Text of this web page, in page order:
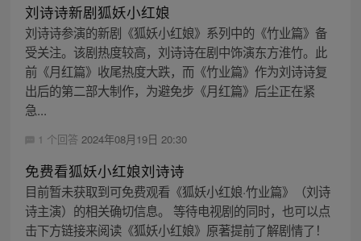
刘诗诗新剧狐妖小红娘
刘诗诗参演的新剧《狐妖小红娘》系列中的《竹业篇》备
受关注。该剧热度较高，刘诗诗在剧中饰演东方淮竹。此
前《月红篇》收尾热度大跌，而《竹业篇》作为刘诗诗复
出后的第二部大制作，为避免步《月红篇》后尘正在紧
急...
1 个回答 2024年08月19日 20:30
免费看狐妖小红娘刘诗诗
目前暂未获取到可免费观看《狐妖小红娘·竹业篇》（刘诗
诗主演）的相关确切信息。 等待电视剧的同时，也可以点
击下方链接来阅读《狐妖小红娘》原著提前了解剧情了！